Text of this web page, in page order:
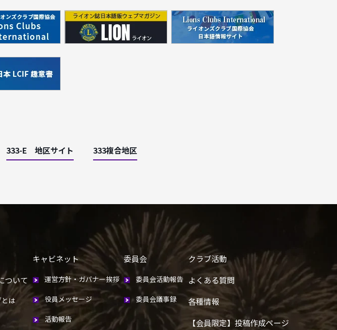
333-E 地区サイト 333複合地区
ついて
は
キャビネット
運営方針・ガバナー挨拶
役員メッセージ
活動報告
委員会
委員会活動報告
委員会議事録
クラブ活動
よくある質問
各種情報
【会員限定】投稿作成ページ